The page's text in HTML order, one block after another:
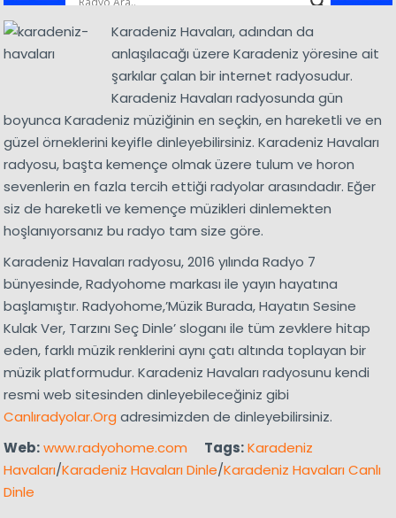
Karadeniz Havaları, adından da
anlaşılacağı üzere Karadeniz yöresine ait
şarkılar çalan bir internet radyosudur.
Karadeniz Havaları radyosunda gün
boyunca Karadeniz müziğinin en seçkin, en hareketli ve en
güzel örneklerini keyifle dinleyebilirsiniz. Karadeniz Havaları
radyosu, başta kemençe olmak üzere tulum ve horon
sevenlerin en fazla tercih ettiği radyolar arasındadır. Eğer
siz de hareketli ve kemençe müzikleri dinlemekten
hoşlanıyorsanız bu radyo tam size göre.
Karadeniz Havaları radyosu, 2016 yılında Radyo 7
bünyesinde, Radyohome markası ile yayın hayatına
başlamıştır. Radyohome,’Müzik Burada, Hayatın Sesine
Kulak Ver, Tarzını Seç Dinle’ sloganı ile tüm zevklere hitap
eden, farklı müzik renklerini aynı çatı altında toplayan bir
müzik platformudur. Karadeniz Havaları radyosunu kendi
resmi web sitesinden dinleyebileceğiniz gibi
Canlıradyolar.Org adresimizden de dinleyebilirsiniz.
Web:www.radyohome.com Tags:Karadeniz
Havaları/Karadeniz Havaları Dinle/Karadeniz Havaları Canlı
Dinle